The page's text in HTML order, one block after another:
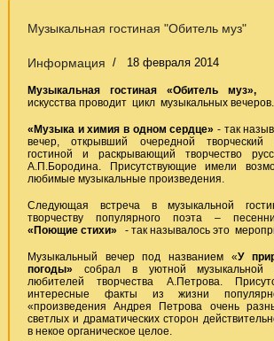
Музыкальная гостиная "Обитель муз"
Информация 18 февраля 2014
Музыкальная гостиная «Обитель муз»,
искусства проводит цикл музыкальных вечеров.
«Музыка и химия в одном сердце» - так
вечер, открывший очередной творческий
гостиной и раскрывающий творчество
А.П.Бородина. Присутствующие имели
любимые музыкальные произведения.
Следующая встреча в музыкальной
творчеству популярного поэта –
«Поющие стихи» - так называлось это
Музыкальный вечер под названием «У
погоды» собрал в уютной музыкальной
любителей творчества А.Петрова.
интересные факты из жизни
«произведения Андрея Петрова очень
светлых и драматических сторон
в некое органическое целое.